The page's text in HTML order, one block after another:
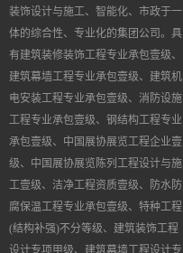
装饰设计与施工、智能化、市政于一
体的综合性、专业化的集团公司。具
有建筑装修装饰工程专业承包壹级、
建筑幕墙工程专业承包壹级、建筑机
电安装工程专业承包壹级、消防设施
工程专业承包壹级、钢结构工程专业
承包壹级、中国展协展览工程企业壹
级、中国展协展览陈列工程设计与施
工壹级、洁净工程资质壹级、防水防
腐保温工程专业承包壹级、特种工程
(结构补强)不分等级、建筑装饰工程
设计专项甲级、建筑幕墙工程设计专